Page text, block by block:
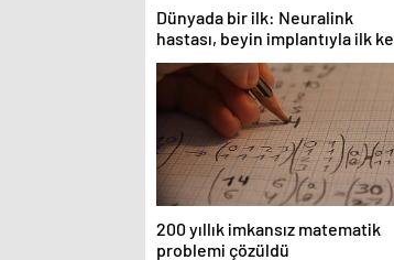
Dünyada bir ilk: Neuralink
hastası, beyin implantıyla ilk kez
YouTube videosu hazırladı
200 yıllık imkansız matematik
problemi çözüldü